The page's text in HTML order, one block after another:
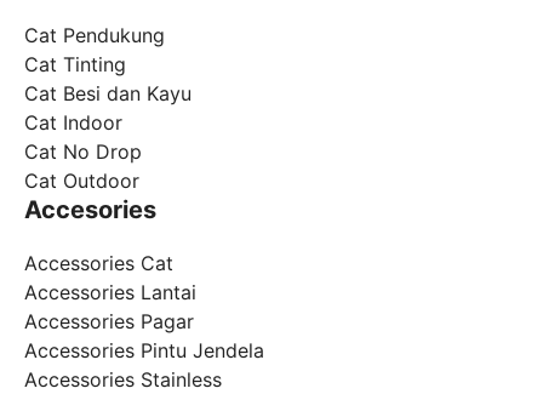
Cat Pendukung
Cat Tinting
Cat Besi dan Kayu
Cat Indoor
Cat No Drop
Cat Outdoor
Accesories
Accessories Cat
Accessories Lantai
Accessories Pagar
Accessories Pintu Jendela
Accessories Stainless